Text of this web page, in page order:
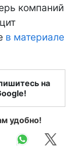
компаний
в материале
на
удобно!